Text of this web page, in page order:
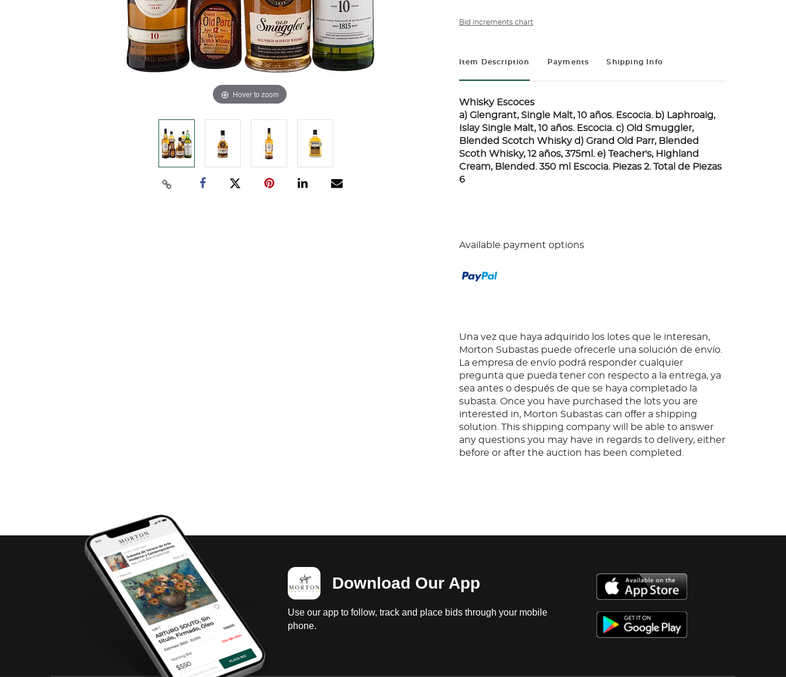
Hover to zoom
Bid increments chart
Item Description Payments Shipping Info
Whisky Escoces
a) Glengrant, Single Malt, 10 años. Escocia. b) Laphroaig,
Islay Single Malt, 10 años. Escocia. c) Old Smuggler,
Blended Scotch Whisky d) Grand Old Parr, Blended
Scoth Whisky, 12 años, 375ml. e) Teacher's, Highland
Cream, Blended. 350 ml Escocia. Piezas 2. Total de Piezas
6
Available payment options
Una vez que haya adquirido los lotes que le interesan,
Morton Subastas puede ofrecerle una solución de envío.
La empresa de envío podrá responder cualquier
pregunta que pueda tener con respecto a la entrega, ya
sea antes o después de que se haya completado la
subasta. Once you have purchased the lots you are
interested in, Morton Subastas can offer a shipping
solution. This shipping company will be able to answer
any questions you may have in regards to delivery, either
before or after the auction has been completed.
Download Our App
Use our app to follow, track and place bids through your mobile
phone.